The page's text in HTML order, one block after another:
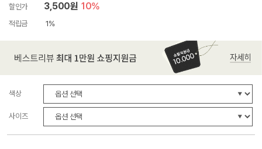
할인가
3,500원 10%
적립금 1%
색상
사이즈